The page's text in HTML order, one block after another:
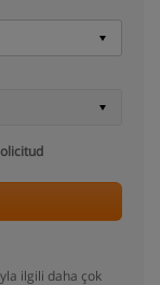
ilgili daha çok